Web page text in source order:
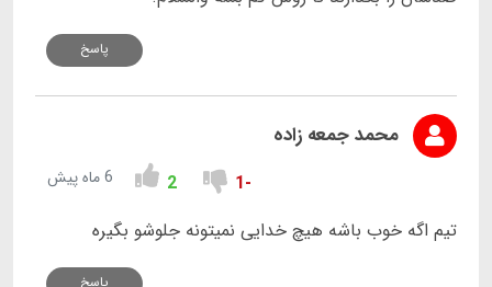
پاسخ
محمد جمعه زاده
-1
2 6 ماه پیش
تیم اگه خوب باشه هیچ خدایی نمیتونه جلوشو بگیره
پاسخ